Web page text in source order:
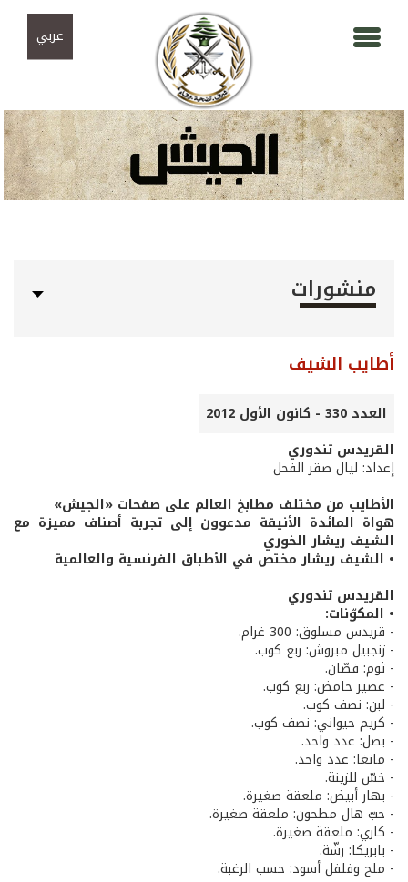
عربي
منشورات
أطايب الشيف
العدد 330 - كانون الأول 2012
القريدس تندوري
إعداد: ليال صقر الفحل
الأطايب من مختلف مطابخ العالم على صفحات «الجيش»
هواة المائدة الأنيقة مدعوون إلى تجربة أصناف مميزة مع
الشيف ريشار الخوري
• الشيف ريشار مختص في الأطباق الفرنسية والعالمية
القريدس تندوري
• المكوّنات:
- قريدس مسلوق: 300 غرام.
- زنجبيل مبروش: ربع كوب.
- ثوم: فصّان.
- عصير حامض: ربع كوب.
- لبن: نصف كوب.
- كريم حيواني: نصف كوب.
- بصل: عدد واحد.
- مانغا: عدد واحد.
- خسّ للزينة.
- بهار أبيض: ملعقة صغيرة.
- حبّ هال مطحون: ملعقة صغيرة.
- كاري: ملعقة صغيرة.
- بابريكا: رشّة.
- ملح وفلفل أسود: حسب الرغبة.